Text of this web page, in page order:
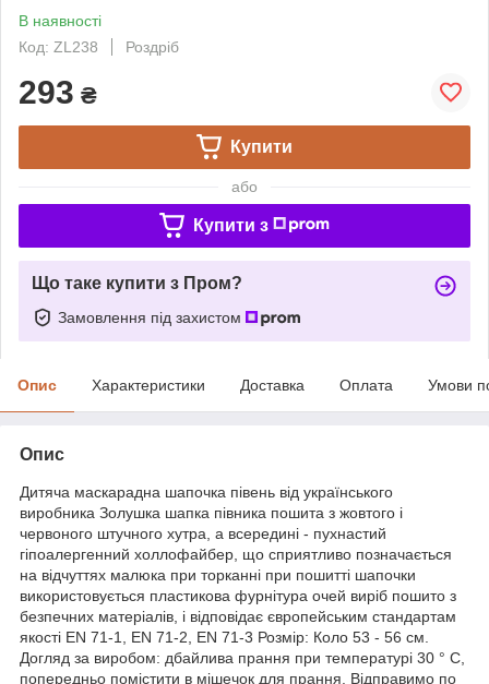
В наявності
Код: ZL238
Роздріб
293 ₴
Купити
або
Купити з
Що таке купити з Пром?
Замовлення під захистом
Опис Характеристики Доставка Оплата Умови
Опис
Дитяча маскарадна шапочка півень від українського
виробника Золушка шапка півника пошита з жовтого і
червоного штучного хутра, а всередині - пухнастий
гіпоалергенний холлофайбер, що сприятливо позначається
на відчуттях малюка при торканні при пошитті шапочки
використовується пластикова фурнітура очей виріб пошито з
безпечних матеріалів, і відповідає європейським стандартам
якості EN 71-1, EN 71-2, EN 71-3 Розмір: Коло 53 - 56 см.
Догляд за виробом: дбайлива прання при температурі 30 ° С,
попередньо помістити в мішечок для прання. Відправимо по